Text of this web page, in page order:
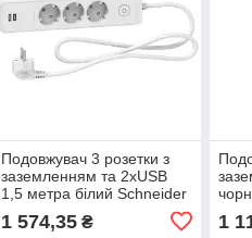
Подовжувач 3 розетки з
заземленням та 2хUSB
1,5 метра білий Schneider
Electric Unica ST943U1W
1 574,35₴ 1